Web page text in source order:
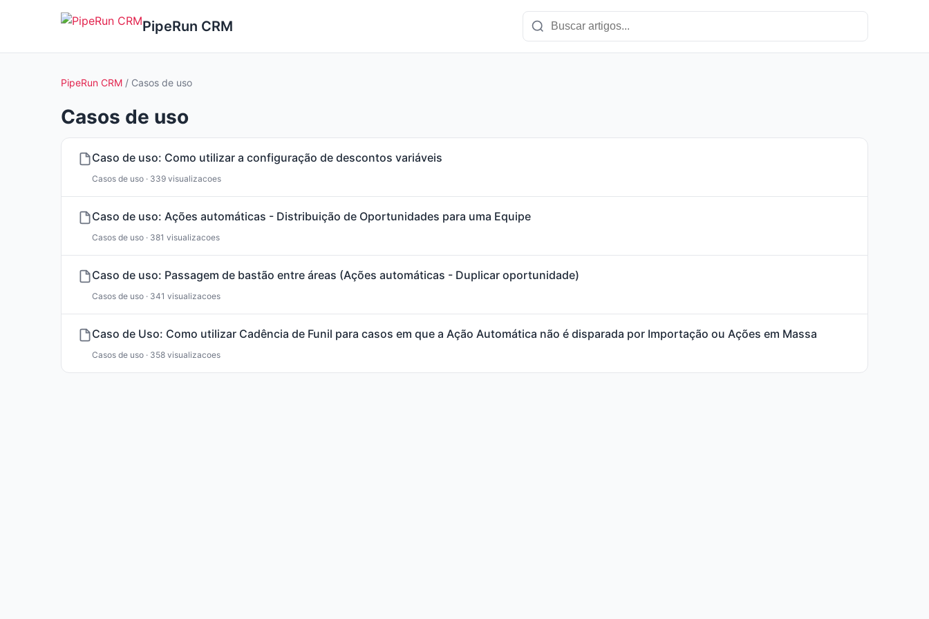
PipeRun CRM
PipeRun CRM / Casos de uso
Casos de uso
Caso de uso: Como utilizar a configuração de descontos variáveis
Casos de uso · 339 visualizacoes
Caso de uso: Ações automáticas - Distribuição de Oportunidades para uma Equipe
Casos de uso · 381 visualizacoes
Caso de uso: Passagem de bastão entre áreas (Ações automáticas - Duplicar oportunidade)
Casos de uso · 341 visualizacoes
Caso de Uso: Como utilizar Cadência de Funil para casos em que a Ação Automática não é disparada por Importação ou Ações em Massa
Casos de uso · 358 visualizacoes